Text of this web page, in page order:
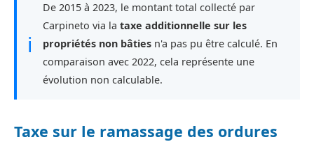
ℹ
De 2015 à 2023, le montant total collecté par
Carpineto via la taxe additionnelle sur les
propriétés non bâties n'a pas pu être calculé. En
comparaison avec 2022, cela représente une
évolution non calculable.
Taxe sur le ramassage des ordures